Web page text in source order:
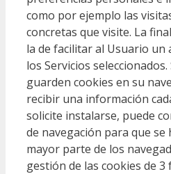
como por ejemplo las
concretas que visite. La
la de facilitar al Usuario un
los Servicios
guarden cookies en su
recibir una información
solicite instalarse, puede
de navegación para que se
mayor parte de los
gestión de las cookies de